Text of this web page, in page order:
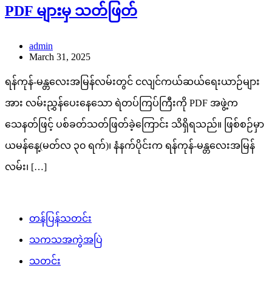
PDF များမှ သတ်ဖြတ်
admin
March 31, 2025
ရန်ကုန်-မန္တလေးအမြန်လမ်းတွင် ငလျင်ကယ်ဆယ်ရေးယာဉ်များ
အား လမ်းညွှန်ပေးနေသော ရဲတပ်ကြပ်ကြီးကို PDF အဖွဲ့က
သေနတ်ဖြင့် ပစ်ခတ်သတ်ဖြတ်ခဲ့ကြောင်း သိရှိရသည်။ ဖြစ်စဉ်မှာ
ယမန်နေ့(မတ်လ ၃၀ ရက်)၊ နံနက်ပိုင်းက ရန်ကုန်-မန္တလေးအမြန်
လမ်း၊ […]
တန်ပြန်သတင်း
သကသအကွဲအပြဲ
သတင်း